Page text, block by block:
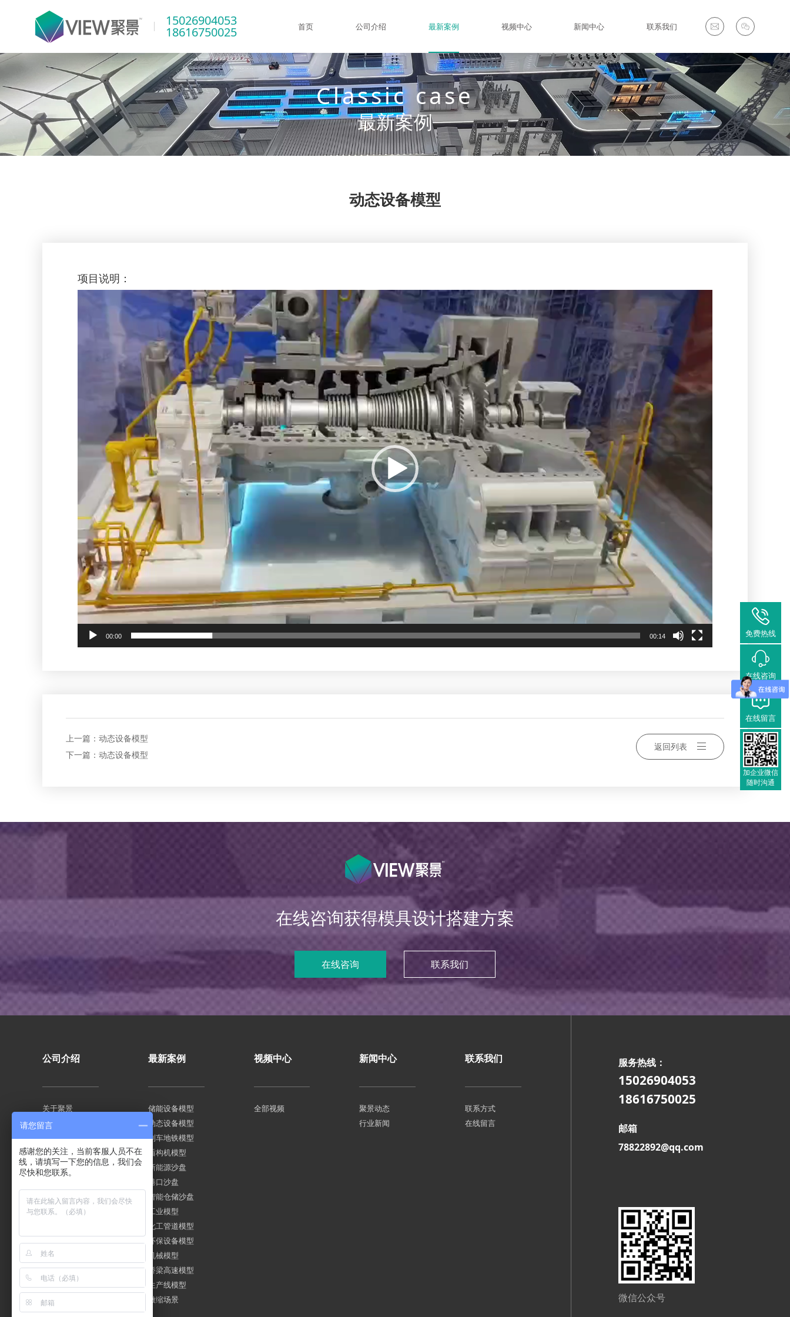
15026904053
18616750025 首页 公司介绍 最新案例 视频中心 新闻中心 联系我们
Classic case
最新案例
动态设备模型
项目说明：
00:00 00:14
上一篇： 动态设备模型
下一篇： 动态设备模型
返回列表
在线咨询获得模具设计搭建方案
在线咨询 联系我们
公司介绍
关于聚景
企业文化
荣誉资质
人才招聘
最新案例
储能设备模型
动态设备模型
列车地铁模型
盾构机模型
新能源沙盘
港口沙盘
智能仓储沙盘
工业模型
化工管道模型
环保设备模型
机械模型
桥梁高速模型
生产线模型
微缩场景
视频中心
全部视频
新闻中心
聚景动态
行业新闻
联系我们
联系方式
在线留言
服务热线：
15026904053
18616750025
邮箱
78822892@qq.com
微信公众号
免费热线
在线咨询
在线留言
加企业微信
随时沟通
请您留言
感谢您的关注，当前客服人员不在
线，请填写一下您的信息，我们会
尽快和您联系。